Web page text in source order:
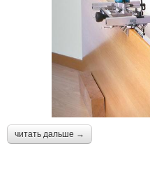
читать дальше →